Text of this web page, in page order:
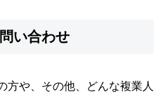
い合わせ
方や、その他、どんな複業人